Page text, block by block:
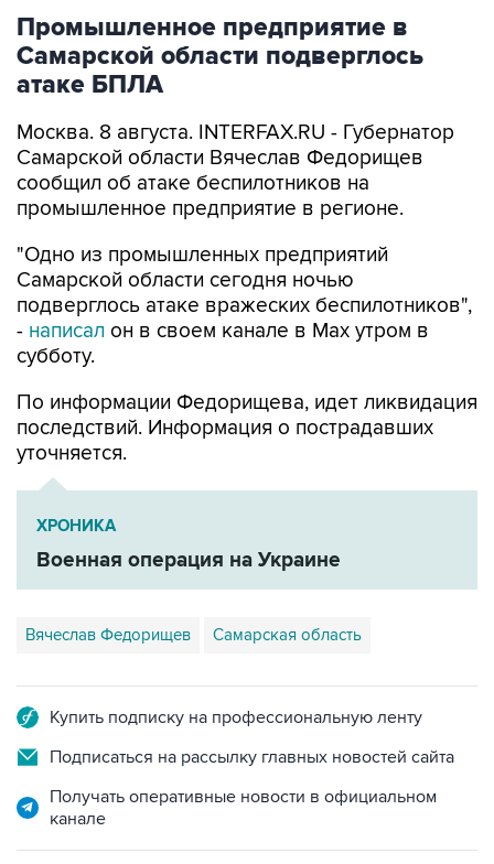
Промышленное предприятие в
Самарской области подверглось
атаке БПЛА
Москва. 8 августа. INTERFAX.RU - Губернатор
Самарской области Вячеслав Федорищев
сообщил об атаке беспилотников на
промышленное предприятие в регионе.
"Одно из промышленных предприятий
Самарской области сегодня ночью
подверглось атаке вражеских беспилотников",
- написал он в своем канале в Max утром в
субботу.
По информации Федорищева, идет ликвидация
последствий. Информация о пострадавших
уточняется.
ХРОНИКА
Военная операция на Украине
Вячеслав Федорищев Самарская область
Купить подписку на профессиональную ленту
Подписаться на рассылку главных новостей сайта
Получать оперативные новости в официальном
канале